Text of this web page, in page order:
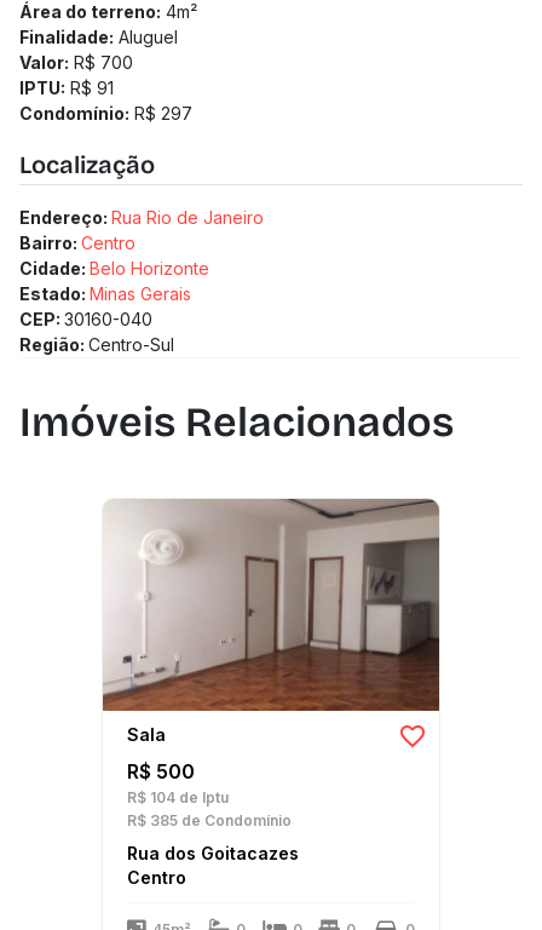
Área do terreno: 4m²
Finalidade: Aluguel
Valor: R$ 700
IPTU: R$ 91
Condomínio: R$ 297
Localização
Endereço: Rua Rio de Janeiro
Bairro: Centro
Cidade: Belo Horizonte
Estado: Minas Gerais
CEP: 30160-040
Região: Centro-Sul
Imóveis Relacionados
Sala
R$ 500
R$ 104 de Iptu
R$ 385 de Condomínio
Rua dos Goitacazes
Centro